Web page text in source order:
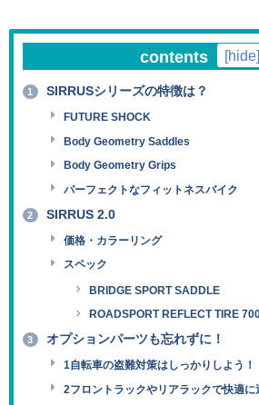
contents [hide]
1 SIRRUSシリーズの特徴は？
FUTURE SHOCK
Body Geometry Saddles
Body Geometry Grips
パーフェクトなフィットネスバイク
2 SIRRUS 2.0
価格・カラーリング
スペック
BRIDGE SPORT SADDLE
ROADSPORT REFLECT TIRE
3 オプションパーツも忘れずに！
1自転車の盗難対策はしっかりしよう！
2フロントラックやリアラックで快適に